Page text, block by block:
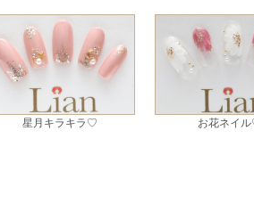
星月キラキラ♡ お花ネイ